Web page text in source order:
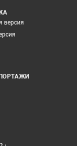
версия